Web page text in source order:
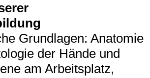
Grundlagen: Anatomie
der Hände und
am Arbeitsplatz,